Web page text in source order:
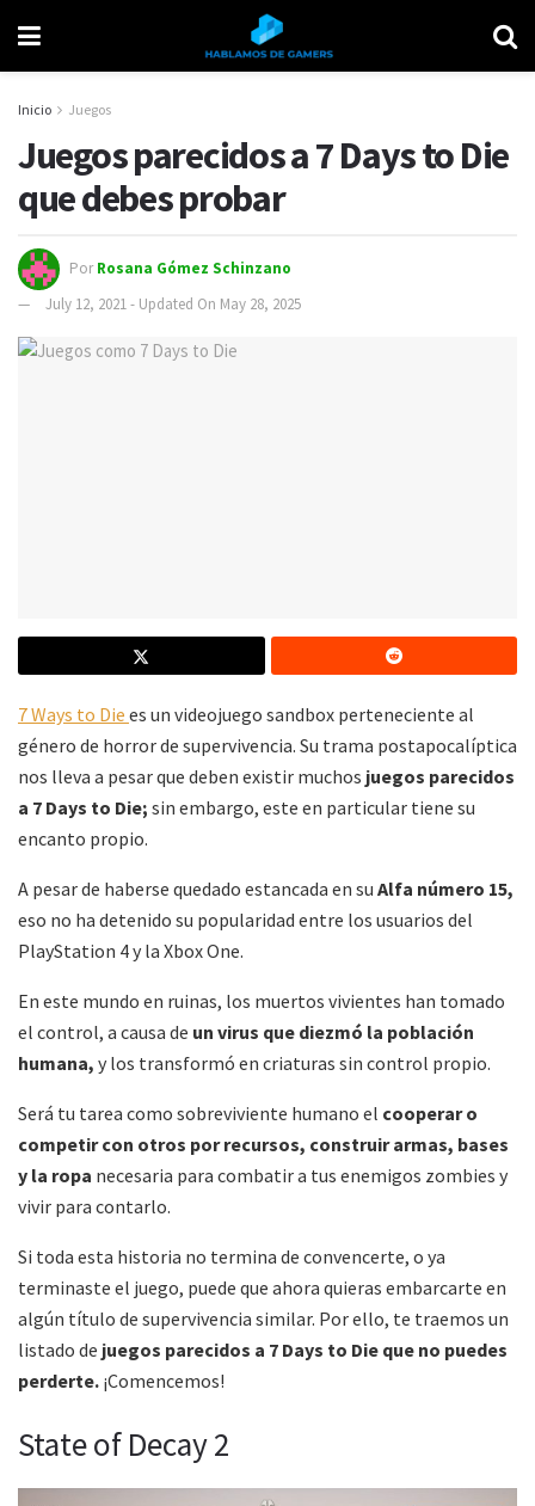
Inicio Juegos
Juegos parecidos a 7 Days to Die
que debes probar
PorRosana Gómez Schinzano
July 12, 2021 - Updated On May 28, 2025
7 Ways to Die es un videojuego sandbox perteneciente al
género de horror de supervivencia. Su trama postapocalíptica
nos lleva a pesar que deben existir muchos juegos parecidos
a 7 Days to Die; sin embargo, este en particular tiene su
encanto propio.
A pesar de haberse quedado estancada en su Alfa número 15,
eso no ha detenido su popularidad entre los usuarios del
PlayStation 4 y la Xbox One.
En este mundo en ruinas, los muertos vivientes han tomado
el control, a causa de un virus que diezmó la población
humana, y los transformó en criaturas sin control propio.
Será tu tarea como sobreviviente humano el cooperar o
competir con otros por recursos, construir armas, bases
y la ropa necesaria para combatir a tus enemigos zombies y
vivir para contarlo.
Si toda esta historia no termina de convencerte, o ya
terminaste el juego, puede que ahora quieras embarcarte en
algún título de supervivencia similar. Por ello, te traemos un
listado de juegos parecidos a 7 Days to Die que no puedes
perderte. ¡Comencemos!
State of Decay 2